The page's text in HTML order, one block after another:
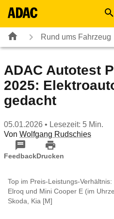
Rund ums Fahrzeug
ADAC Autotest
2025:
gedacht
05.01.2026 • Lesezeit: 5 Min.
Von Wolfgang Rudschies
FeedbackDrucken
Top im Preis-Leistungs-
Elroq und Mini Cooper E (im
Skoda, Kia [M]